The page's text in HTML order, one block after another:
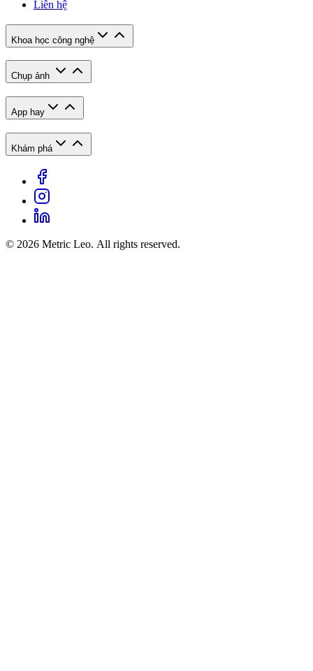
Liên hệ
Khoa học công nghệ
Chụp ảnh
App hay
Khám phá
© 2026 Metric Leo. All rights reserved.